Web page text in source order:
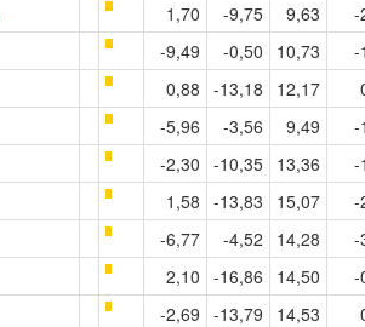
1,70 -9,75 9,63
-
-9,49 -0,50 10,73
-
0,88 -13,18 12,17
-5,96 -3,56 9,49
-
-2,30 -10,35 13,36
-
1,58 -13,83 15,07
-
-6,77 -4,52 14,28
-
2,10 -16,86 14,50
-
-2,69 -13,79 14,53